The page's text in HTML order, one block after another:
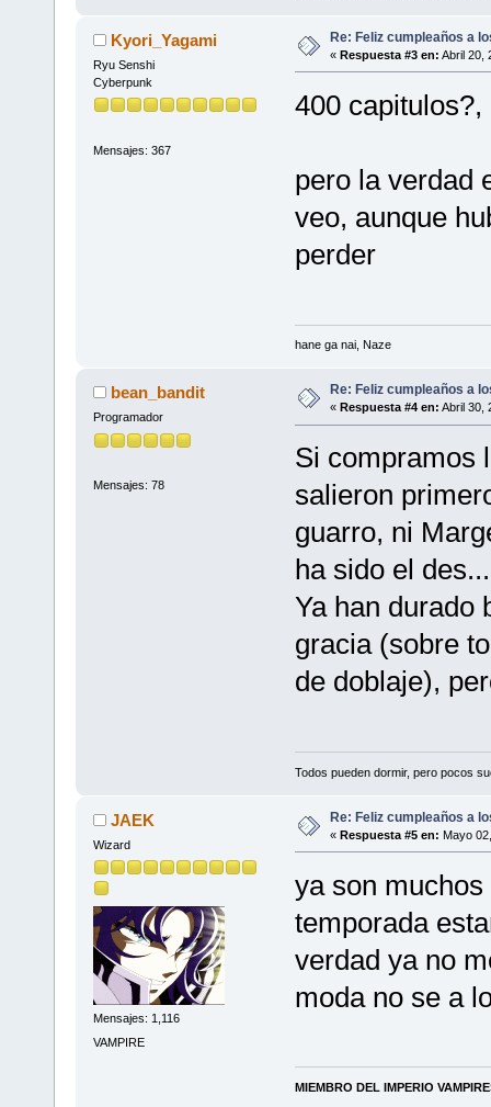
Kyori_Yagami
Ryu Senshi
Cyberpunk
Mensajes: 367
Re: Feliz cumpleaños a
« Respuesta #3 en: Abril 20,
400 capitulos?,
pero la verdad
veo, aunque
perder
hane ga nai, Naze
bean_bandit
Programador
Mensajes: 78
Re: Feliz cumpleaños a
« Respuesta #4 en: Abril 30,
Si compramos
salieron
guarro, ni
ha sido el
Ya han durado
gracia (sobre
de doblaje),
Todos pueden dormir, pero pocos
JAEK
Wizard
Mensajes: 1,116
VAMPIRE
Re: Feliz cumpleaños a
« Respuesta #5 en: Mayo
ya son
temporada
verdad ya no
moda no se a
MIEMBRO DEL IMPERIO